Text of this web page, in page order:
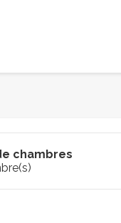
chambres